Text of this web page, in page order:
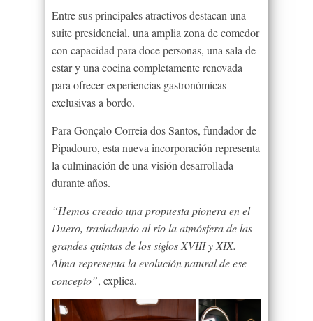
Entre sus principales atractivos destacan una
suite presidencial, una amplia zona de comedor
con capacidad para doce personas, una sala de
estar y una cocina completamente renovada
para ofrecer experiencias gastronómicas
exclusivas a bordo.
Para Gonçalo Correia dos Santos, fundador de
Pipadouro, esta nueva incorporación representa
la culminación de una visión desarrollada
durante años.
“Hemos creado una propuesta pionera en el
Duero, trasladando al río la atmósfera de las
grandes quintas de los siglos XVIII y XIX.
Alma representa la evolución natural de ese
concepto”, explica.